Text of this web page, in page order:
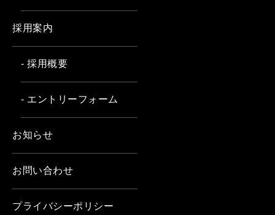
採用案内
- 採用概要
- エントリーフォーム
お知らせ
お問い合わせ
プライバシーポリシー